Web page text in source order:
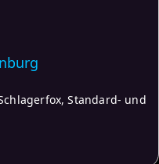
Standard- und